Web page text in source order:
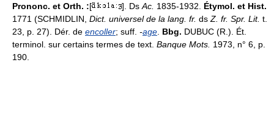
Prononc. et Orth. :[ ]. Ds Ac. 1835-1932. Étymol. et Hist.
1771 (SCHMIDLIN, Dict. universel de la lang. fr. ds Z. fr. Spr. Lit. t.
23, p. 27). Dér. de encoller; suff. -age Bbg. DUBUC (R.). Ét.
terminol. sur certains termes de text. Banque Mots. 1973, n° 6, p.
190.